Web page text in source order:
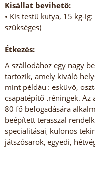
Kisállat bevihető:
• Kis testű kutya, 15 kg-
szükséges)
Étkezés:
A szállodához egy nagy
tartozik, amely kiváló
mint például: esküvő,
csapatépítő tréningek. Az
80 fő befogadására
beépített terasszal
specialitásai, különös
játszósarok, egyedi,